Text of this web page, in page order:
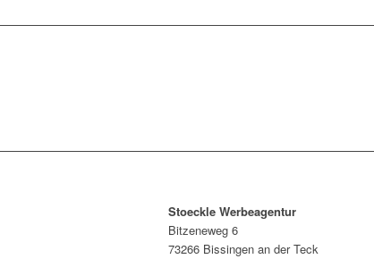
Stoeckle Werbeagentur
Bitzeneweg 6
73266 Bissingen an der Teck